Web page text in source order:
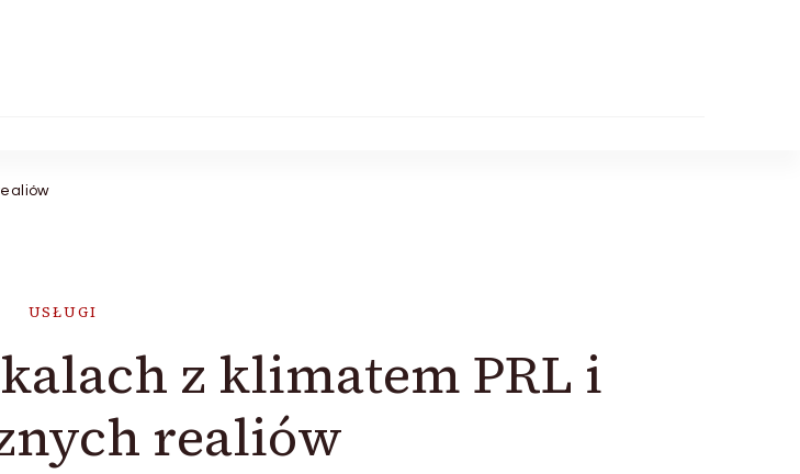
USŁUGI
z klimatem PRL i
realiów